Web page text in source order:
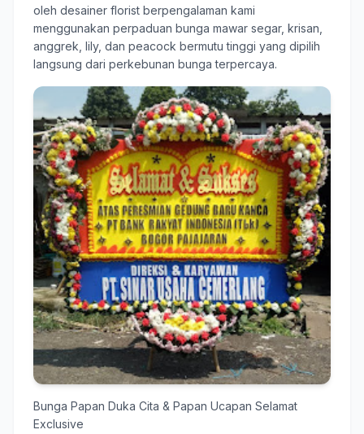
oleh desainer florist berpengalaman kami
menggunakan perpaduan bunga mawar segar, krisan,
anggrek, lily, dan peacock bermutu tinggi yang dipilih
langsung dari perkebunan bunga terpercaya.
Bunga Papan Duka Cita & Papan Ucapan Selamat
Exclusive